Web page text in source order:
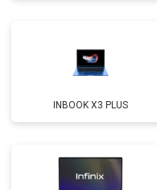
Ремонт петель
INBOOK X3 PLUS